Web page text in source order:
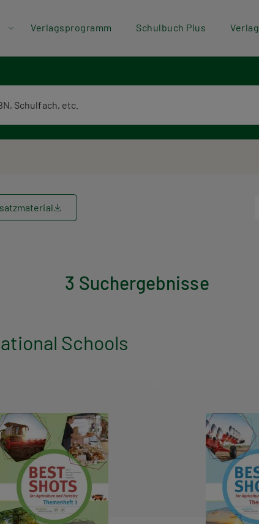
Verlagsprogramm Schulbuch Plus Verlag
3 Suchergebnisse
Schools